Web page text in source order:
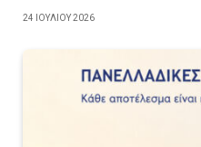
24 ΙΟΥΛΊΟΥ 2026